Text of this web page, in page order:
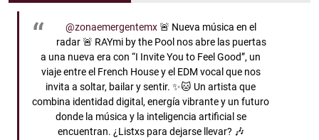
@zonaemergentemx🚨 Nueva música en el
radar 🚨 RAYmi by the Pool nos abre las puertas
a una nueva era con “I Invite You to Feel Good”, un
viaje entre el French House y el EDM vocal que nos
invita a soltar, bailar y sentir. ✨🐱 Un artista que
combina identidad digital, energía vibrante y un futuro
donde la música y la inteligencia artificial se
encuentran. ¿Listxs para dejarse llevar? 🎶